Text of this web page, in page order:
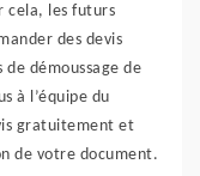
cela, les futurs
des devis
démoussage de
à l’équipe du
gratuitement et
de votre document.